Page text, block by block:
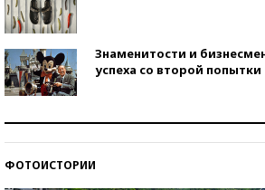
Знаменитости и
успеха со второй попытки
ФОТОИСТОРИИ